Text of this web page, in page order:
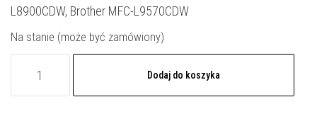
L8900CDW, Brother MFC-L9570CDW
Na stanie (może być zamówiony)
Dodaj do koszyka